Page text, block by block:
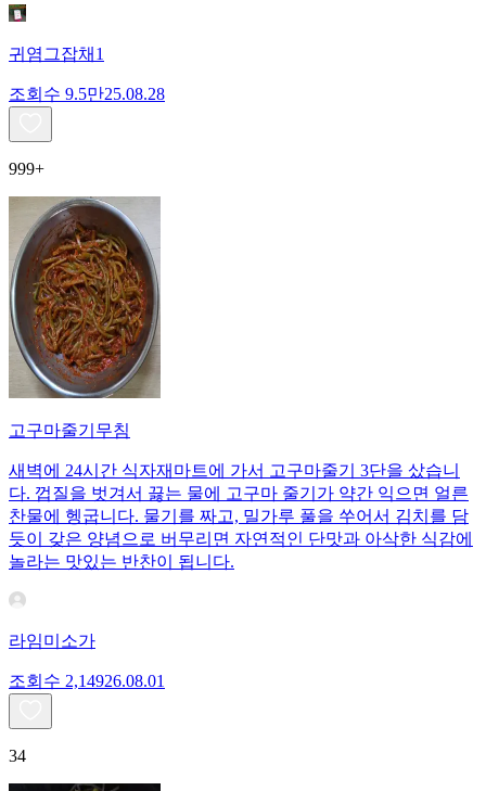
귀염그잡채1
조회수 9.5만25.08.28
999+
고구마줄기무침
새벽에 24시간 식자재마트에 가서 고구마줄기 3단을 샀습니
다. 껍질을 벗겨서 끓는 물에 고구마 줄기가 약간 익으면 얼른
찬물에 헹굽니다. 물기를 짜고, 밀가루 풀을 쑤어서 김치를 담
듯이 갖은 양념으로 버무리면 자연적인 단맛과 아삭한 식감에
놀라는 맛있는 반찬이 됩니다.
라임미소가
조회수 2,14926.08.01
34